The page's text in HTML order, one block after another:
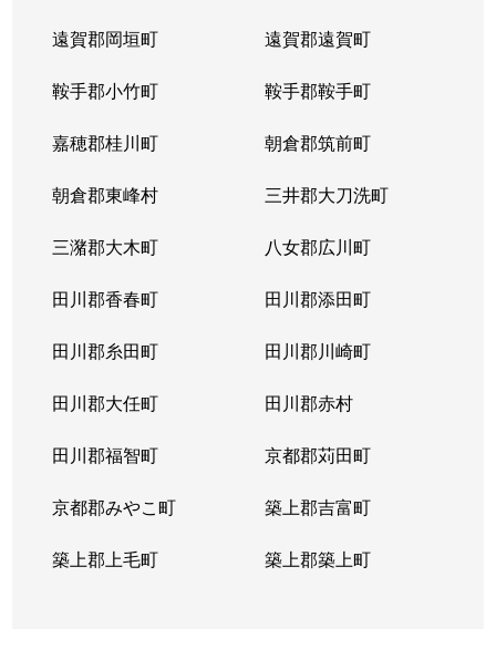
遠賀郡岡垣町 遠賀郡遠賀町
鞍手郡小竹町 鞍手郡鞍手町
嘉穂郡桂川町 朝倉郡筑前町
朝倉郡東峰村 三井郡大刀洗町
三潴郡大木町 八女郡広川町
田川郡香春町 田川郡添田町
田川郡糸田町 田川郡川崎町
田川郡大任町 田川郡赤村
田川郡福智町 京都郡苅田町
京都郡みやこ町 築上郡吉富町
築上郡上毛町 築上郡築上町